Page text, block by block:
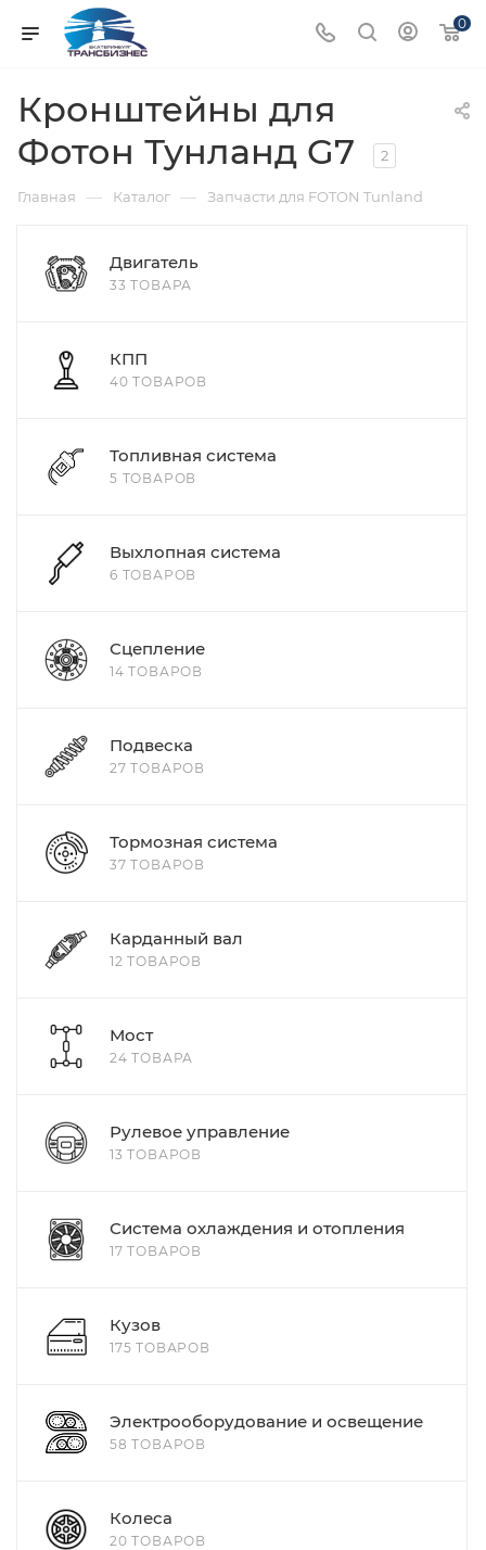
0
Кронштейны для
Фотон Тунланд G7
2
Главная — Каталог — Запчасти для FOTON Tunland
Двигатель
33 ТОВАРА
КПП
40 ТОВАРОВ
Топливная система
5 ТОВАРОВ
Выхлопная система
6 ТОВАРОВ
Сцепление
14 ТОВАРОВ
Подвеска
27 ТОВАРОВ
Тормозная система
37 ТОВАРОВ
Карданный вал
12 ТОВАРОВ
Мост
24 ТОВАРА
Рулевое управление
13 ТОВАРОВ
Система охлаждения и отопления
17 ТОВАРОВ
Кузов
175 ТОВАРОВ
Электрооборудование и освещение
58 ТОВАРОВ
Колеса
20 ТОВАРОВ